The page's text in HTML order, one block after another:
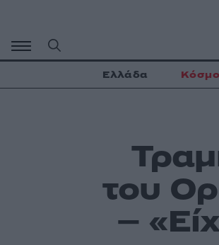
περιεχόμενο
Ελλάδα
του
–